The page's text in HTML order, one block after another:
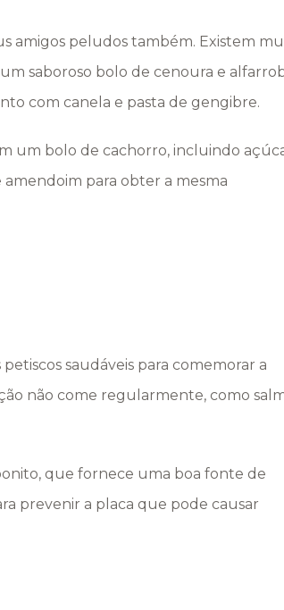
amigos peludos também. Existem
saboroso bolo de cenoura e
com canela e pasta de gengibre.
um bolo de cachorro, incluindo
para obter a mesma
saudáveis ​​para comemorar a
não come regularmente, como
que fornece uma boa fonte de
prevenir a placa que pode causar